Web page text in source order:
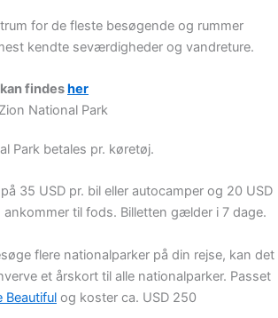
for de fleste besøgende og rummer
kendte seværdigheder og vandreture.
findesher
National Park
Park betales pr. køretøj.
35 USD pr. bil eller autocamper og 20 USD
ankommer til fods. Billetten gælder i 7 dage.
flere nationalparker på din rejse, kan det
et årskort til alle nationalparker. Passet
Beautiful og koster ca. USD 250